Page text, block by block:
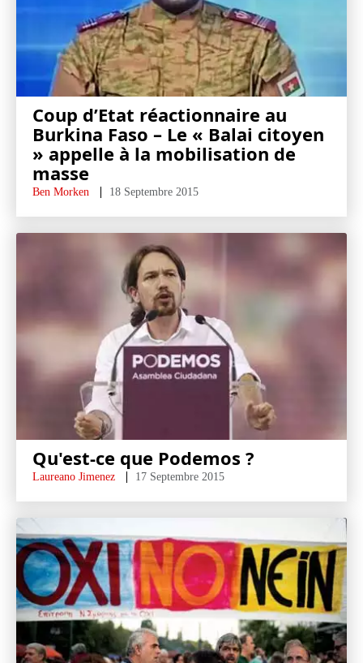
Coup d’Etat réactionnaire au
Burkina Faso – Le « Balai citoyen
» appelle à la mobilisation de
masse
Ben Morken 18 Septembre 2015
Qu'est-ce que Podemos ?
Laureano Jimenez 17 Septembre 2015